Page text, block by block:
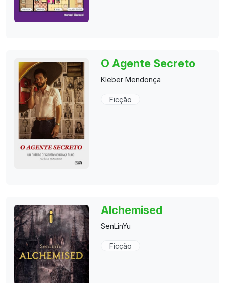
O Agente Secreto
Kleber Mendonça
Ficção
Alchemised
SenLinYu
Ficção